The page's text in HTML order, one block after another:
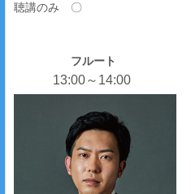
聴講のみ 〇
フルート
13:00～14:00